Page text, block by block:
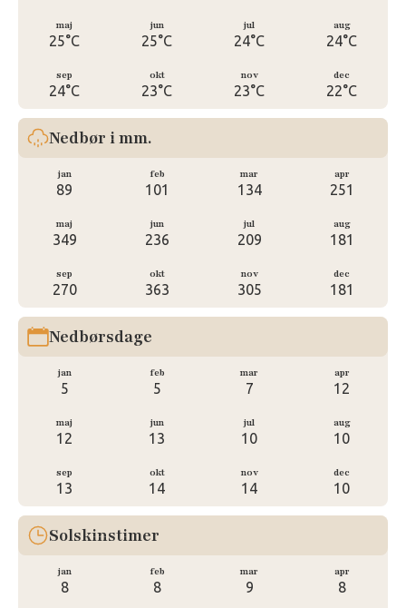
maj
25°C
jun
25°C
jul
24°C
aug
24°C
sep
24°C
okt
23°C
nov
23°C
dec
22°C
Nedbør i mm.
jan
89
feb
101
mar
134
apr
251
maj
349
jun
236
jul
209
aug
181
sep
270
okt
363
nov
305
dec
181
Nedbørsdage
jan
5
feb
5
mar
7
apr
12
maj
12
jun
13
jul
10
aug
10
sep
13
okt
14
nov
14
dec
10
Solskinstimer
jan
8
feb
8
mar
9
apr
8